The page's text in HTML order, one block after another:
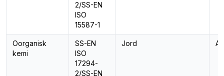
2/SS-EN
ISO
15587-1
Oorganisk
kemi
SS-EN
ISO
17294-
2/SS-EN
Jord